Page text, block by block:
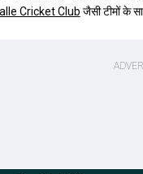
Cricket Club जैसी टीमों के